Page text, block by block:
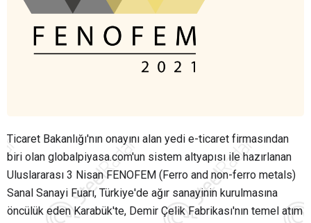
Ticaret Bakanlığı'nın onayını alan yedi e-ticaret firmasından
biri olan globalpiyasa.com'un sistem altyapısı ile hazırlanan
Uluslararası 3 Nisan FENOFEM (Ferro and non-ferro metals)
Sanal Sanayi Fuarı, Türkiye'de ağır sanayinin kurulmasına
öncülük eden Karabük'te, Demir Çelik Fabrikası'nın temel atım